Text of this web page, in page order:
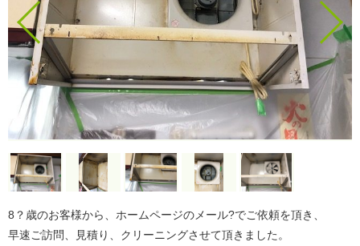
8？歳のお客様から、ホームページのメール?でご依頼を頂き、
早速ご訪問、見積り、クリーニングさせて頂きました。